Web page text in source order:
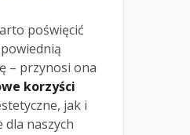
poświęcić
– przynosi ona
korzyści
jak i
naszych